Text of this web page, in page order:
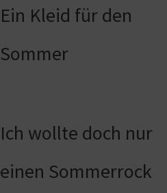
Ein Kleid für den
Sommer
Ich wollte doch nur
einen Sommerrock